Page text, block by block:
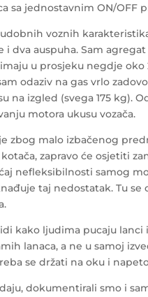
sa jednostavnim ON/OFF
voznih
auspuha. Sam agregat
u prosjeku negdje oko
odaziv na gas vrlo
izgled (svega 175 kg).
motora ukusu vozača.
zbog malo izbačenog
zapravo će osjetiti
nefleksibilnosti samog
taj nedostatak. Tu se
kako ljudima pucaju lanci
lanaca, a ne u samoj
se držati na oku i
dokumentirali smo i